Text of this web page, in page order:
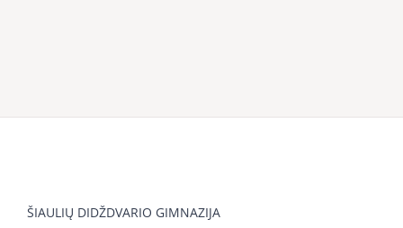
ŠIAULIŲ DIDŽDVARIO GIMNAZIJA